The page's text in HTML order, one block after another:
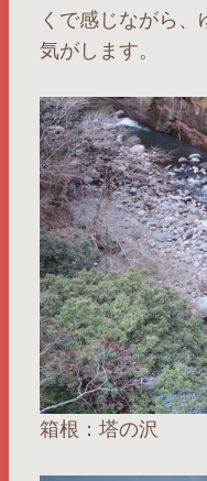
くで感じながら
気がします。
箱根：塔の沢